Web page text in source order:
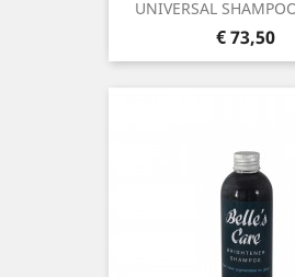
UNIVERSAL
Prijs
€ 73,50